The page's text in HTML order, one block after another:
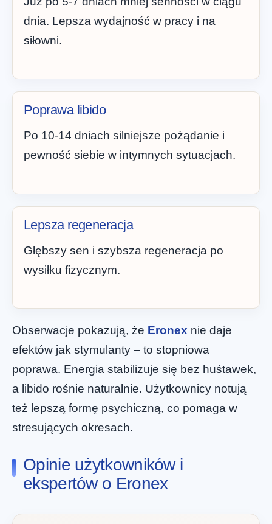
dnia. Lepsza wydajność w pracy i na
siłowni.
Poprawa libido
Po 10-14 dniach silniejsze pożądanie i
pewność siebie w intymnych sytuacjach.
Lepsza regeneracja
Głębszy sen i szybsza regeneracja po
wysiłku fizycznym.
Obserwacje pokazują, że Eronex nie daje
efektów jak stymulanty – to stopniowa
poprawa. Energia stabilizuje się bez huśtawek,
a libido rośnie naturalnie. Użytkownicy notują
też lepszą formę psychiczną, co pomaga w
stresujących okresach.
Opinie użytkowników i
ekspertów o Eronex